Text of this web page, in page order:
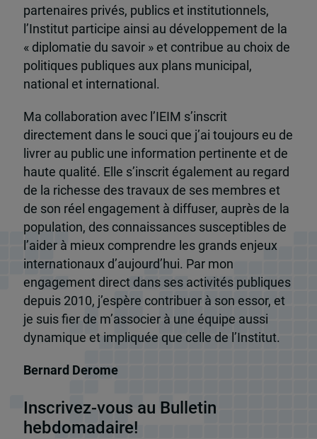
partenaires privés, publics et institutionnels,
l’Institut participe ainsi au développement de la
« diplomatie du savoir » et contribue au choix de
politiques publiques aux plans municipal,
national et international.
Ma collaboration avec l’IEIM s’inscrit
directement dans le souci que j’ai toujours eu de
livrer au public une information pertinente et de
haute qualité. Elle s’inscrit également au regard
de la richesse des travaux de ses membres et
de son réel engagement à diffuser, auprès de la
population, des connaissances susceptibles de
l’aider à mieux comprendre les grands enjeux
internationaux d’aujourd’hui. Par mon
engagement direct dans ses activités publiques
depuis 2010, j’espère contribuer à son essor, et
je suis fier de m’associer à une équipe aussi
dynamique et impliquée que celle de l’Institut.
Bernard Derome
Inscrivez-vous au Bulletin
hebdomadaire!